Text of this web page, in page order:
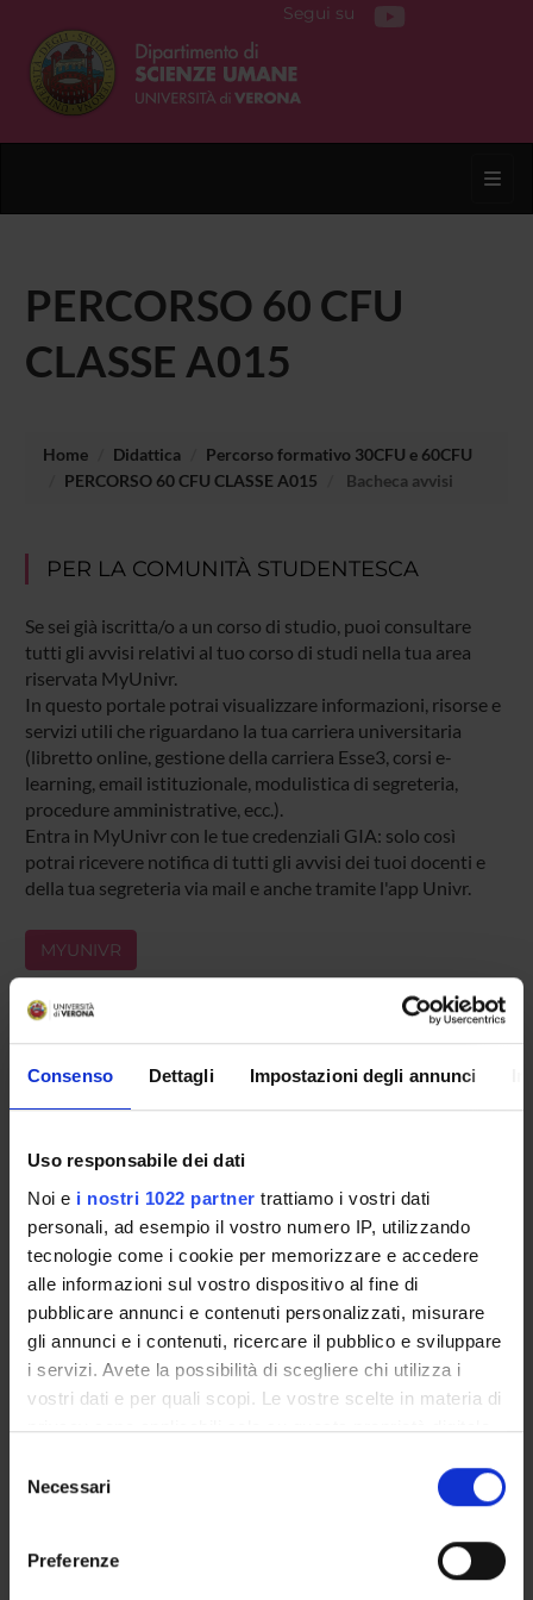
Consenso Dettagli Impostazioni degli annunci
Uso responsabile dei dati
Noi e i nostri 1022 partner trattiamo i vostri dati
personali, ad esempio il vostro numero IP, utilizzando
tecnologie come i cookie per memorizzare e accedere
alle informazioni sul vostro dispositivo al fine di
pubblicare annunci e contenuti personalizzati, misurare
gli annunci e i contenuti, ricercare il pubblico e sviluppare
i servizi. Avete la possibilità di scegliere chi utilizza i
vostri dati e per quali scopi. Le vostre scelte in materia di
privacy sono applicabili solo su questa proprietà digitale
modificare o revocare il proprio consenso in qualsiasi
momento dalla Dichiarazione sui cookie o facendo clic
delNecessari
Preferenze
Segui su
PERCORSO 60 CFU
CLASSE A015
Home Didattica
Percorso formativo 30CFU e 60CFU
PERCORSO 60 CFU CLASSE A015
Bacheca avvisi
PER LA COMUNITÀ STUDENTESCA
Se sei già iscritta/o a un corso di studio, puoi consultare
tutti gli avvisi relativi al tuo corso di studi nella tua area
riservata MyUnivr.
In questo portale potrai visualizzare informazioni, risorse e
servizi utili che riguardano la tua carriera universitaria
(libretto online, gestione della carriera Esse3, corsi e-
learning, email istituzionale, modulistica di segreteria,
procedure amministrative, ecc.).
Entra in MyUnivr con le tue credenziali GIA: solo così
potrai ricevere notifica di tutti gli avvisi dei tuoi docenti e
della tua segreteria via mail e anche tramite l'app Univr.
MYUNIVR
Come iscriversi
Calendario didattico
Calendario esami
Bacheca avvisi
Proposte tesi e stage
Organi collegiali e di governo
Docenti
CORSI DI STUDIO
DOTTORATI, MASTER E FORMAZIONE SUPERIORE